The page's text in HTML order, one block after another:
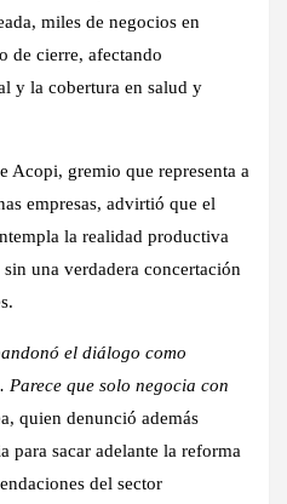
miles de negocios en
de cierre, afectando
y la cobertura en salud y
Acopi, gremio que representa a
empresas, advirtió que el
la realidad productiva
una verdadera concertación
el diálogo como
que solo negocia con
quien denunció además
para sacar adelante la reforma
del sector